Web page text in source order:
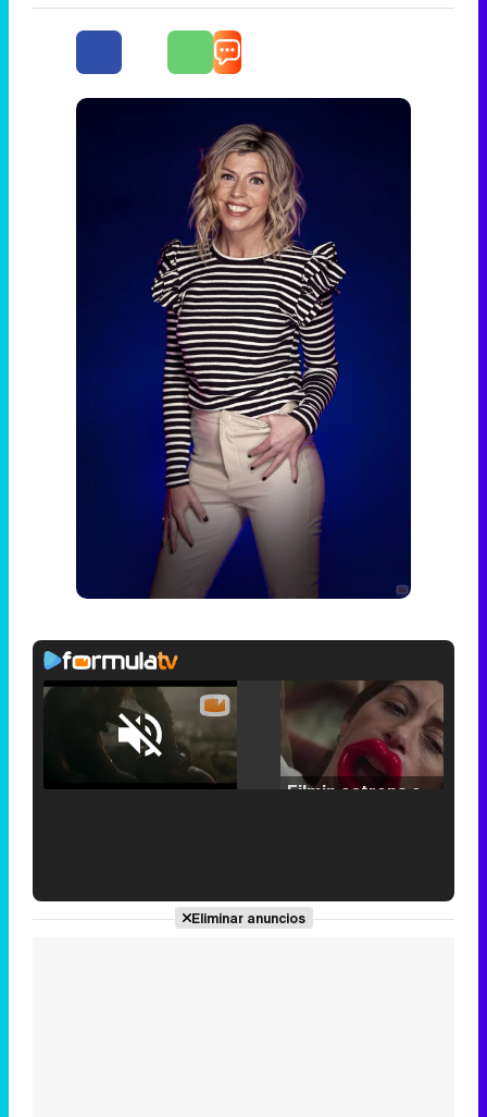
Unmute /
Loaded:
25.30%
'120 Minutos' celebra sus 2.000 programas en Telemadrid con un vídeo del día a día en la redacción
Eliminar anuncios